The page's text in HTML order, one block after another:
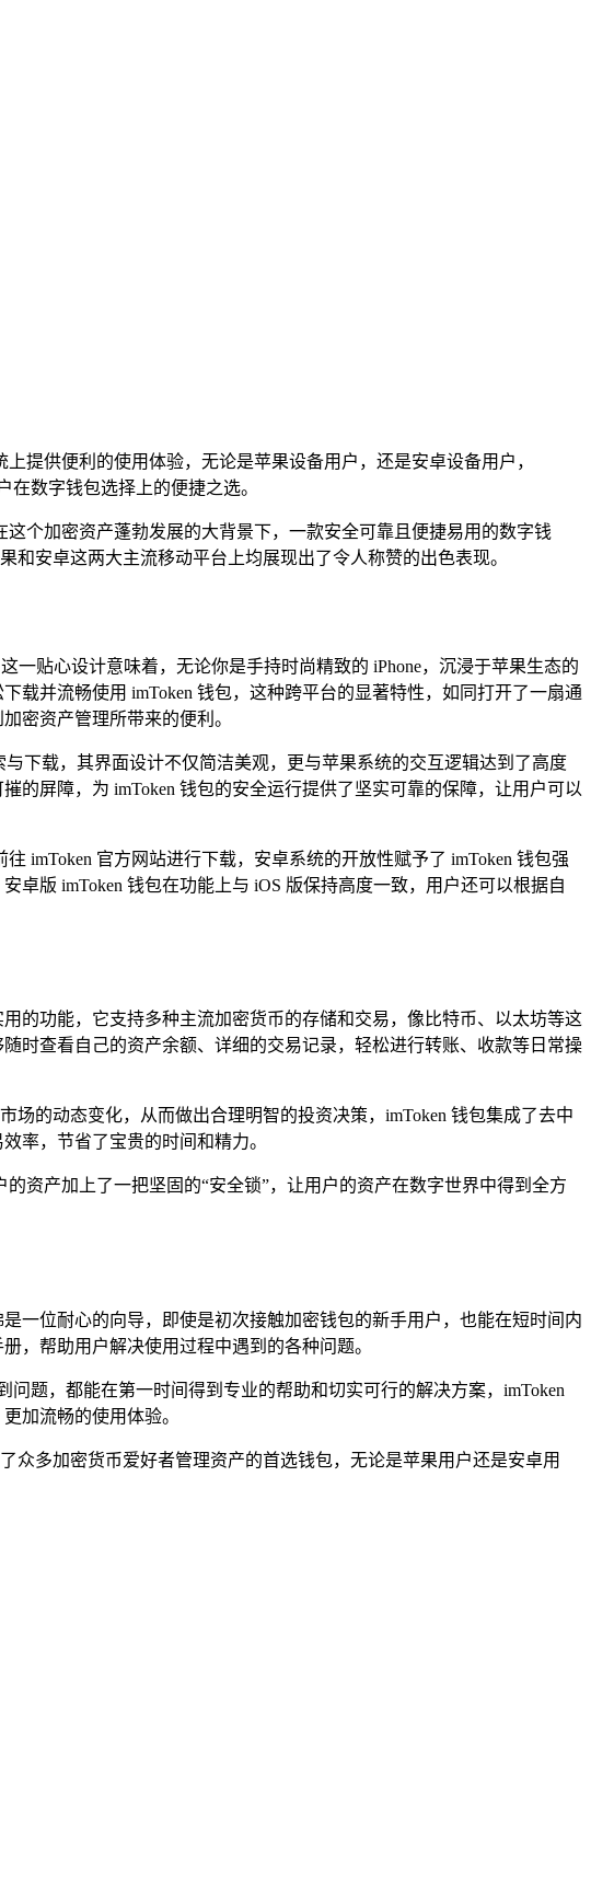
提供便利的使用体验，无论是苹果设备用户，还是安卓设备用户，
数字钱包选择上的便捷之选。
个加密资产蓬勃发展的大背景下，一款安全可靠且便捷易用的数字钱
安卓这两大主流移动平台上均展现出了令人称赞的出色表现。
一贴心设计意味着，无论你是手持时尚精致的 iPhone，沉浸于苹果生态的
载并流畅使用 imToken 钱包，这种跨平台的显著特性，如同打开了一扇通
密资产管理所带来的便利。
下载，其界面设计不仅简洁美观，更与苹果系统的交互逻辑达到了高度
的屏障，为 imToken 钱包的安全运行提供了坚实可靠的保障，让用户可以
imToken 官方网站进行下载，安卓系统的开放性赋予了 imToken 钱包强
卓版 imToken 钱包在功能上与 iOS 版保持高度一致，用户还可以根据自
的功能，它支持多种主流加密货币的存储和交易，像比特币、以太坊等这
时查看自己的资产余额、详细的交易记录，轻松进行转账、收款等日常操
的动态变化，从而做出合理明智的投资决策，imToken 钱包集成了去中
率，节省了宝贵的时间和精力。
资产加上了一把坚固的“安全锁”，让用户的资产在数字世界中得到全方
一位耐心的向导，即使是初次接触加密钱包的新手用户，也能在短时间内
，帮助用户解决使用过程中遇到的各种问题。
题，都能在第一时间得到专业的帮助和切实可行的解决方案，imToken
加流畅的使用体验。
众多加密货币爱好者管理资产的首选钱包，无论是苹果用户还是安卓用